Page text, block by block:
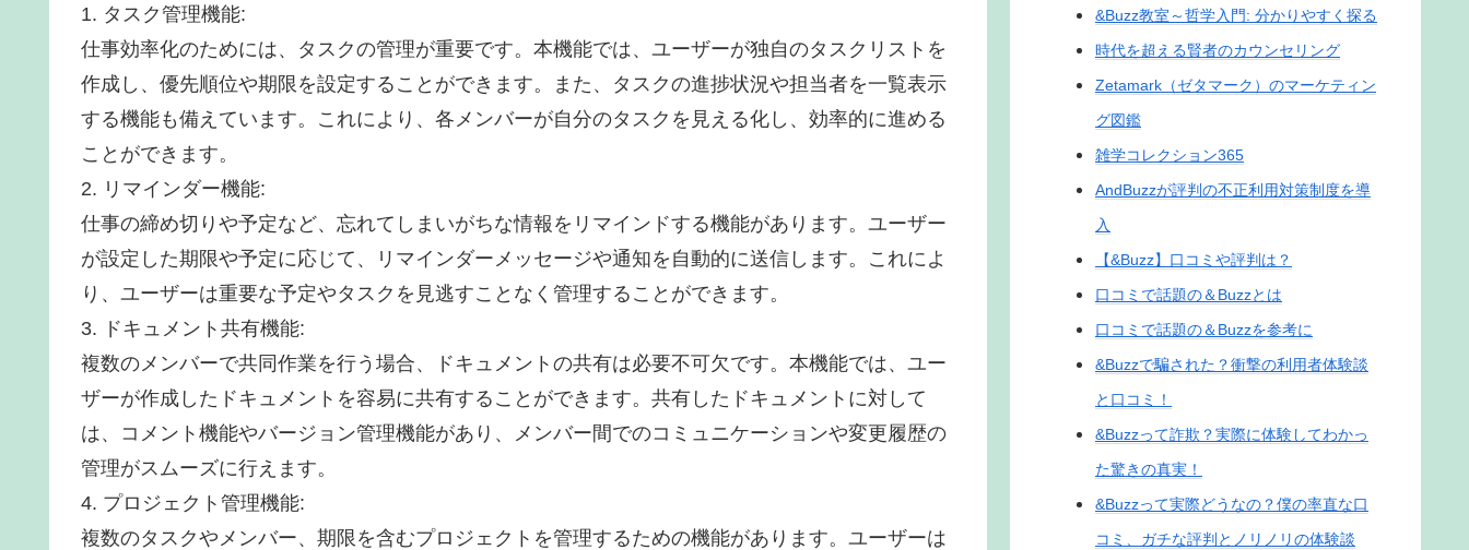
1. タスク管理機能:
仕事効率化のためには、タスクの管理が重要です。本機能では、ユーザーが独自のタスクリストを
作成し、優先順位や期限を設定することができます。また、タスクの進捗状況や担当者を一覧表示
する機能も備えています。これにより、各メンバーが自分のタスクを見える化し、効率的に進める
ことができます。
2. リマインダー機能:
仕事の締め切りや予定など、忘れてしまいがちな情報をリマインドする機能があります。ユーザー
が設定した期限や予定に応じて、リマインダーメッセージや通知を自動的に送信します。これによ
り、ユーザーは重要な予定やタスクを見逃すことなく管理することができます。
3. ドキュメント共有機能:
複数のメンバーで共同作業を行う場合、ドキュメントの共有は必要不可欠です。本機能では、ユー
ザーが作成したドキュメントを容易に共有することができます。共有したドキュメントに対して
は、コメント機能やバージョン管理機能があり、メンバー間でのコミュニケーションや変更履歴の
管理がスムーズに行えます。
4. プロジェクト管理機能:
複数のタスクやメンバー、期限を含むプロジェクトを管理するための機能があります。ユーザーは
&Buzz教室～哲学入門: 分かりやすく探る
時代を超える賢者のカウンセリング
Zetamark（ゼタマーク）のマーケティン
グ図鑑
雑学コレクション365
AndBuzzが評判の不正利用対策制度を導
入
【&Buzz】口コミや評判は？
口コミで話題の＆Buzzとは
口コミで話題の＆Buzzを参考に
&Buzzで騙された？衝撃の利用者体験談
と口コミ！
&Buzzって詐欺？実際に体験してわかっ
た驚きの真実！
&Buzzって実際どうなの？僕の率直な口
コミ、ガチな評判とノリノリの体験談